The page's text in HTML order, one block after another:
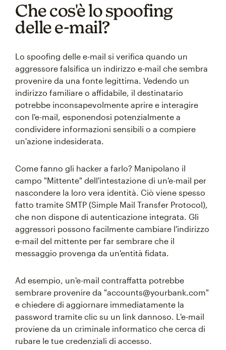
Che cos'è lo spoofing
delle e-mail?
Lo spoofing delle e-mail si verifica quando un
aggressore falsifica un indirizzo e-mail che sembra
provenire da una fonte legittima. Vedendo un
indirizzo familiare o affidabile, il destinatario
potrebbe inconsapevolmente aprire e interagire
con l'e-mail, esponendosi potenzialmente a
condividere informazioni sensibili o a compiere
un'azione indesiderata.
Come fanno gli hacker a farlo? Manipolano il
campo "Mittente" dell'intestazione di un'e-mail per
nascondere la loro vera identità. Ciò viene spesso
fatto tramite SMTP (Simple Mail Transfer Protocol),
che non dispone di autenticazione integrata. Gli
aggressori possono facilmente cambiare l'indirizzo
e-mail del mittente per far sembrare che il
messaggio provenga da un'entità fidata.
Ad esempio, un'e-mail contraffatta potrebbe
sembrare provenire da "accounts@yourbank.com"
e chiedere di aggiornare immediatamente la
password tramite clic su un link dannoso. L'e-mail
proviene da un criminale informatico che cerca di
rubare le tue credenziali di accesso.